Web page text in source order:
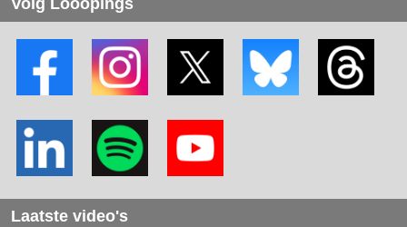
Volg Looopings
Laatste video's